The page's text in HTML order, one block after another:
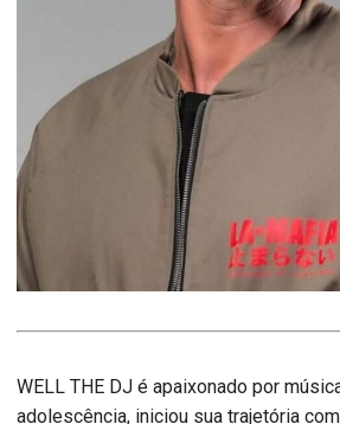
WELL THE DJ é apaixonado por
adolescência, iniciou sua trajetória